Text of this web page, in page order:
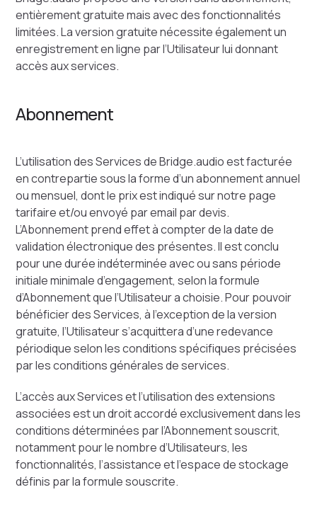
entièrement gratuite mais avec des fonctionnalités
limitées. La version gratuite nécessite également un
enregistrement en ligne par l’Utilisateur lui donnant
accès aux services.
Abonnement
L’utilisation des Services de Bridge.audio est facturée
en contrepartie sous la forme d’un abonnement annuel
ou mensuel, dont le prix est indiqué sur notre page
tarifaire et/ou envoyé par email par devis.
L’Abonnement prend effet à compter de la date de
validation électronique des présentes. Il est conclu
pour une durée indéterminée avec ou sans période
initiale minimale d’engagement, selon la formule
d’Abonnement que l’Utilisateur a choisie. Pour pouvoir
bénéficier des Services, à l’exception de la version
gratuite, l’Utilisateur s’acquittera d’une redevance
périodique selon les conditions spécifiques précisées
par les conditions générales de services.
L’accès aux Services et l’utilisation des extensions
associées est un droit accordé exclusivement dans les
conditions déterminées par l’Abonnement souscrit,
notamment pour le nombre d’Utilisateurs, les
fonctionnalités, l’assistance et l’espace de stockage
définis par la formule souscrite.